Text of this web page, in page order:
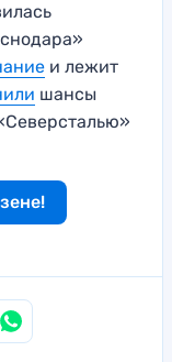
и лежит
шансы